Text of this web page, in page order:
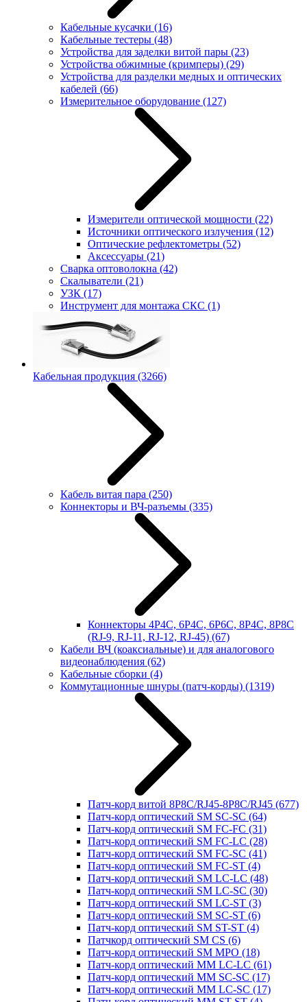
Кабельные кусачки (16)
Кабельные тестеры (48)
Устройства для заделки витой пары (23)
Устройства обжимные (кримперы) (29)
Устройства для разделки медных и оптических
кабелей (66)
Измерительное оборудование (127)
Измерители оптической мощности (22)
Источники оптического излучения (12)
Оптические рефлектометры (52)
Аксессуары (21)
Сварка оптоволокна (42)
Скалыватели (21)
УЗК (17)
Инструмент для монтажа СКС (1)
Кабельная продукция (3266)
Кабель витая пара (250)
Коннекторы и ВЧ-разъемы (335)
Коннекторы 4P4C, 6P4C, 6P6C, 8P4C, 8P8C
(RJ-9, RJ-11, RJ-12, RJ-45) (67)
Кабели ВЧ (коаксиальные) и для аналогового
видеонаблюдения (62)
Кабельные сборки (4)
Коммутационные шнуры (патч-корды) (1319)
Патч-корд витой 8P8C/RJ45-8P8C/RJ45 (677)
Патч-корд оптический SM SC-SC (64)
Патч-корд оптический SM FC-FC (31)
Патч-корд оптический SM FC-LC (28)
Патч-корд оптический SM FC-SC (41)
Патч-корд оптический SM FC-ST (4)
Патч-корд оптический SM LC-LC (48)
Патч-корд оптический SM LC-SC (30)
Патч-корд оптический SM LC-ST (3)
Патч-корд оптический SM SC-ST (6)
Патч-корд оптический SM ST-ST (4)
Патчкорд оптический SM CS (6)
Патч-корд оптический SM MPO (18)
Патч-корд оптический MM LC-LC (61)
Патч-корд оптический MM SC-SC (17)
Патч-корд оптический MM LC-SC (17)